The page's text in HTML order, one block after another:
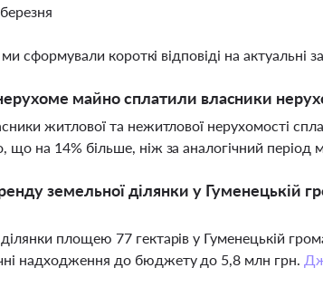
сформували короткі відповіді на актуальні
майно сплатили власники
житлової та нежитлової нерухомості
на 14% більше, ніж за аналогічний період
земельної ділянки у Гуменецькій
площею 77 гектарів у Гуменецькій
надходження до бюджету до 5,8 млн грн.